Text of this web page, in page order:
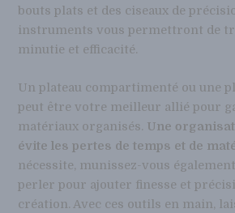
bouts plats et des ciseaux de
instruments vous permettront de
minutie et efficacité.
Un plateau compartimenté ou une
peut être votre meilleur allié pour
matériaux organisés. Une
évite les pertes de temps et de
nécessite, munissez-vous
perler pour ajouter finesse et
création. Avec ces outils en main,